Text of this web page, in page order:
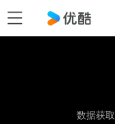
数据获